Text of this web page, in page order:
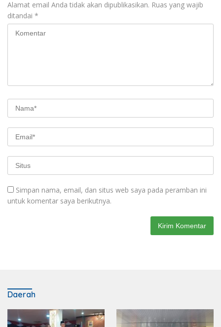
Alamat email Anda tidak akan dipublikasikan. Ruas yang wajib
ditandai *
Simpan nama, email, dan situs web saya pada peramban ini
untuk komentar saya berikutnya.
Daerah